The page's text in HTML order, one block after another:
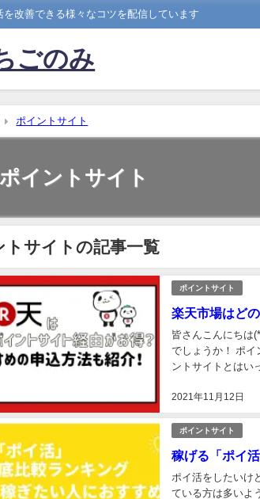
を改善できる様々なコツを配信しています
ごのみ
ポイントサイト
ポイントサイト
トサイトの記事一覧
ポイントサイト
楽天市場はど
2021年11月12日
皆さんこんにちは
でしょうか！ ポイ
ントサイトとはい
ポイントサイト
稼げる「ポイ
ポイ活をしたいけ
ている方は多いよ